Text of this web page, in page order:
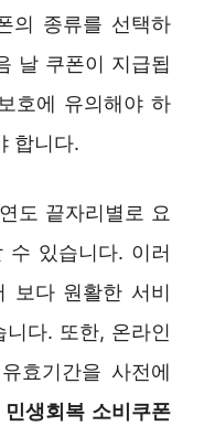
의 종류를 선택하
날 쿠폰이 지급됩
호에 유의해야 하
합니다.
도 끝자리별로 요
수 있습니다. 이러
보다 원활한 서비
다. 또한, 온라인
효기간을 사전에
생회복 소비쿠폰